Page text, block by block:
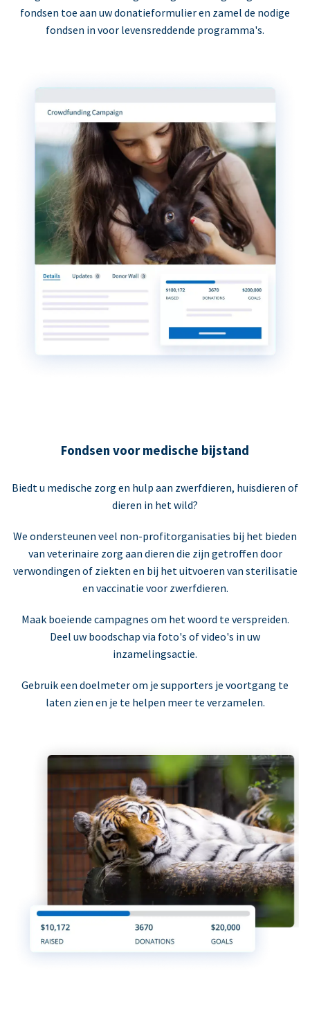
fondsen toe aan uw donatieformulier en zamel de nodige
fondsen in voor levensreddende programma's.
Fondsen voor medische bijstand
Biedt u medische zorg en hulp aan zwerfdieren, huisdieren of
dieren in het wild?
We ondersteunen veel non-profitorganisaties bij het bieden
van veterinaire zorg aan dieren die zijn getroffen door
verwondingen of ziekten en bij het uitvoeren van sterilisatie
en vaccinatie voor zwerfdieren.
Maak boeiende campagnes om het woord te verspreiden.
Deel uw boodschap via foto's of video's in uw
inzamelingsactie.
Gebruik een doelmeter om je supporters je voortgang te
laten zien en je te helpen meer te verzamelen.